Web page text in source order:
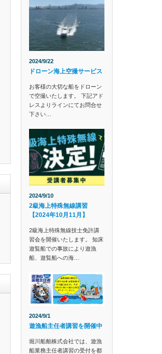
2024/9/22
ドローン海上空撮サービス
お客様の大切な船をドローン
で空撮いたします。 下記アド
レスよりラインにてお問合せ
下さい…
2024/9/10
2級海上特殊無線講習
【2024年10月11月】
2級海上特殊無線技士免許講
習会を開催いたします。 知床
遊覧船での事故により遊漁
船、遊覧船への海…
2024/9/1
遊漁船主任者講習を開催中
堀川船舶株式会社では、遊漁
船業務主任者講習の受付を都